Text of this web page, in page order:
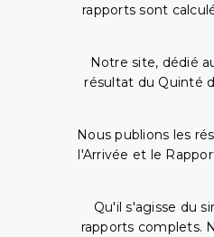
rapports sont
Notre site, dédié
résultat du Quinté
Nous publions les
l'Arrivée et le
Qu'il s'agisse du
rapports complets.